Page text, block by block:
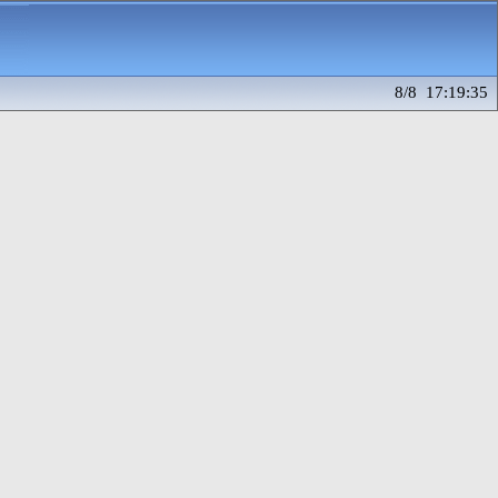
8/8 17:19:35